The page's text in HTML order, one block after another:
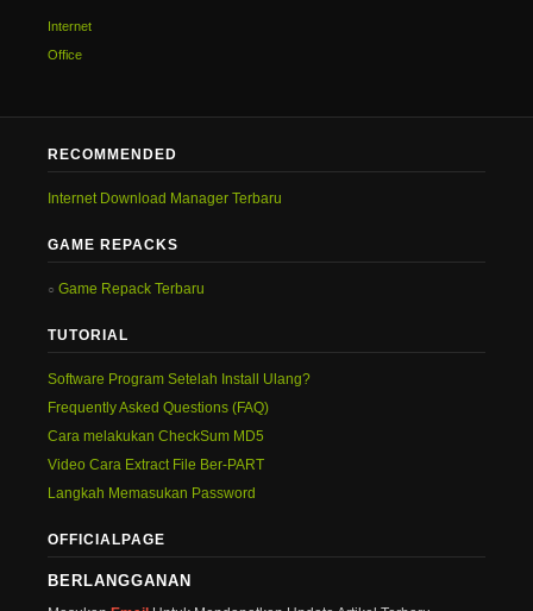
Internet
Office
RECOMMENDED
Internet Download Manager Terbaru
GAME REPACKS
Game Repack Terbaru
TUTORIAL
Software Program Setelah Install Ulang?
Frequently Asked Questions (FAQ)
Cara melakukan CheckSum MD5
Video Cara Extract File Ber-PART
Langkah Memasukan Password
OFFICIALPAGE
BERLANGGANAN